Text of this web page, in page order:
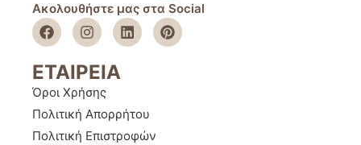
Ακολουθήστε μας στα Social
ΕΤΑΙΡΕΙΑ
Όροι Χρήσης
Πολιτική Απορρήτου
Πολιτική Επιστροφών